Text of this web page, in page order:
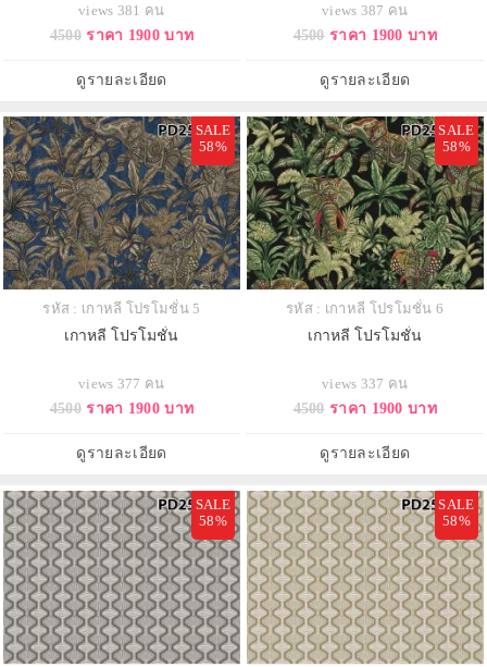
views 381 คน
4500 ราคา 1900 บาท
ดูรายละเอียด
views 387 คน
4500 ราคา 1900 บาท
ดูรายละเอียด
SALE
58%
รหัส : เกาหลี โปรโมชั่น 5
เกาหลี โปรโมชั่น
views 377 คน
4500 ราคา 1900 บาท
ดูรายละเอียด
SALE
58%
รหัส : เกาหลี โปรโมชั่น 6
เกาหลี โปรโมชั่น
views 337 คน
4500 ราคา 1900 บาท
ดูรายละเอียด
SALE
58%
SALE
58%